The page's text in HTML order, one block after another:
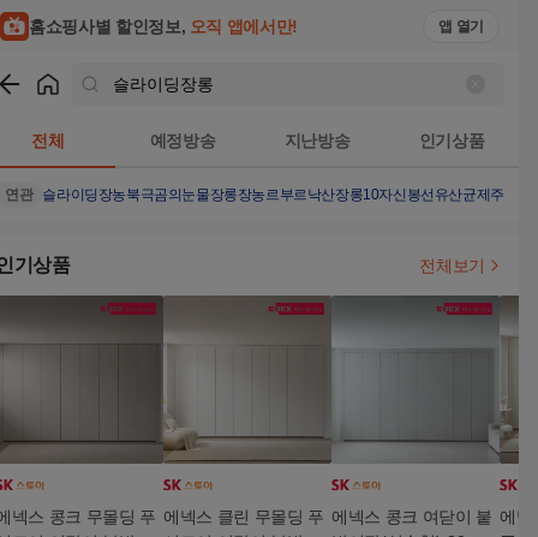
홈쇼핑사별 할인정보, 오직 앱에서만! 앱 열기
전체 예정방송 지난방송 인기상품
연관 슬라이딩장농북극곰의눈물장롱장농르부르낙산장롱10자신봉선유산균제주그랜
기상품 전체보기
넥스 콩크 무몰딩 푸 에넥스 클린 무몰딩 푸 에넥스 콩크 여닫이 붙 에넥